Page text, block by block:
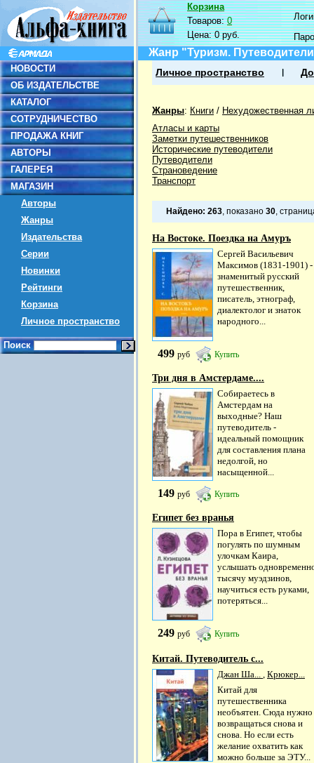
НОВОСТИ
ОБ ИЗДАТЕЛЬСТВЕ
КАТАЛОГ
СОТРУДНИЧЕСТВО
ПРОДАЖА КНИГ
АВТОРЫ
ГАЛЕРЕЯ
МАГАЗИН
Авторы
Жанры
Издательства
Серии
Новинки
Рейтинги
Корзина
Личное пространство
Поиск
Корзина
Товаров:0
Цена:0 руб.
Жанр "Туризм.
Личное пространство
Жанры: Книги / Нехудожественная
Атласы и карты
Заметки путешественников
Исторические путеводители
Путеводители
Страноведение
Транспорт
Найдено: 263, показано 30,
На Востоке. Поездка на Амуръ
Сергей Васильевич
Максимов (1831-1901) -
знаменитый русский
путешественник,
писатель, этнограф,
диалектолог и знаток
народного...
499 руб Купить
Три дня в Амстердаме....
Собираетесь в
Амстердам на
выходные? Наш
путеводитель -
идеальный помощник
для составления плана
недолгой, но
насыщенной...
149 руб Купить
Египет без вранья
Пора в Египет, чтобы
погулять по шумным
улочкам Каира,
услышать
тысячу муэдзинов,
научиться есть руками,
потеряться...
249 руб Купить
Китай. Путеводитель с...
Джан Ша... , Крюкер...
Китай для
путешественника
необъятен. Сюда нужно
возвращаться снова и
снова. Но если есть
желание охватить как
можно больше за ЭТУ...